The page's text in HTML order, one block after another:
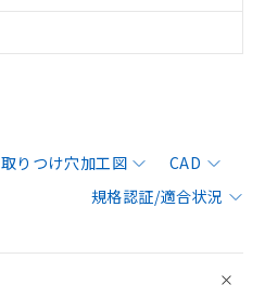
取りつけ穴加工図
CAD
規格認証/適合状況